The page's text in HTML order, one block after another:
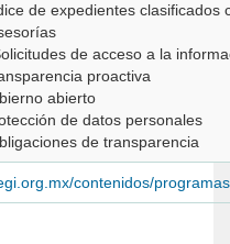
de expedientes clasificados
de acceso a la
proactiva
abierto
de datos personales
de transparencia
contenidos/